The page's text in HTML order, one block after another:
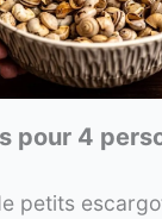
pour 4
petits